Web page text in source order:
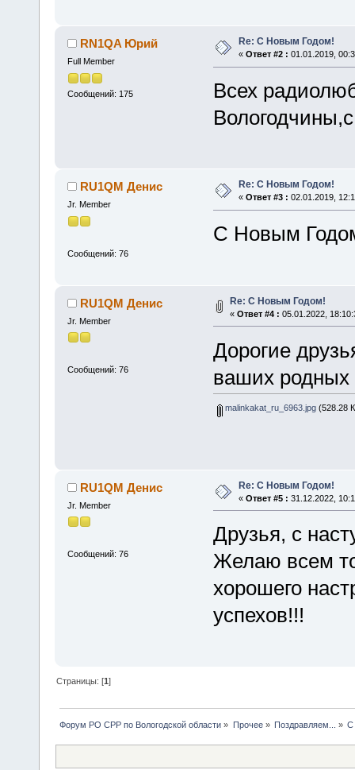
RN1QA Юрий
Full Member
Сообщений: 175
Re: С Новым Годом!
« Ответ #2 : 01.01.2019,
Всех
RU1QM Денис
Jr. Member
Сообщений: 76
Re: С Новым Годом!
« Ответ #3 : 02.01.2019,
С Новым
RU1QM Денис
Jr. Member
Сообщений: 76
Re: С Новым Годом!
« Ответ #4 : 05.01.2022,
Дорогие
ваших
malinkakat_ru_6963.jpg(528.28
RU1QM Денис
Jr. Member
Сообщений: 76
Re: С Новым Годом!
« Ответ #5 : 31.12.2022,
Друзья, с
Желаю всем
хорошего
успехов!!!
Страницы: [1]
Форум РО СРР по Вологодской области » Прочее» Поздравляем... » С